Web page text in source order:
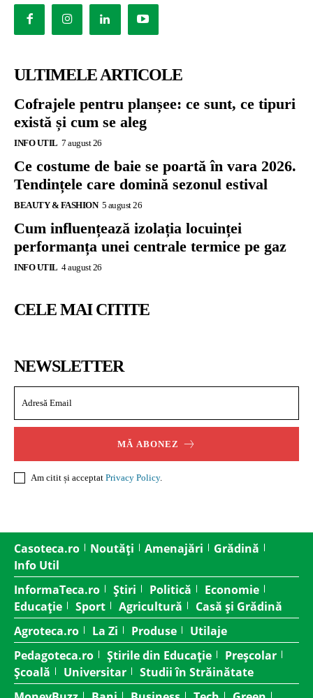
ULTIMELE ARTICOLE
Cofrajele pentru planșee: ce sunt, ce tipuri
există și cum se aleg
INFO UTIL 7 august 26
Ce costume de baie se poartă în vara 2026.
Tendințele care domină sezonul estival
BEAUTY & FASHION 5 august 26
Cum influențează izolația locuinței
performanța unei centrale termice pe gaz
INFO UTIL 4 august 26
CELE MAI CITITE
NEWSLETTER
MĂ ABONEZ
Am citit și acceptat Privacy Policy.
Casoteca.ro Noutăți Amenajări
Grădină
Info Util
InformaTeca.ro
Știri Politică
Economie
Educație
Sport Agricultură
Casă și Grădină
Agroteca.ro
La Zi Produse
Utilaje
Pedagoteca.ro
Știrile din Educație
Preșcolar
Școală
Universitar
Studii în Străinătate